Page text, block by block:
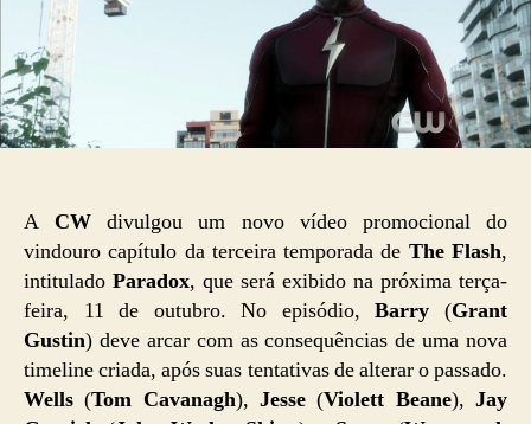
A CW divulgou um novo vídeo promocional do
vindouro capítulo da terceira temporada de The Flash,
intitulado Paradox, que será exibido na próxima terça-
feira, 11 de outubro. No episódio,Barry (Grant
Gustin) deve arcar com as consequências de uma nova
timeline criada, após suas tentativas de alterar o passado.
Wells (Tom Cavanagh),Jesse (Violett Beane),Jay